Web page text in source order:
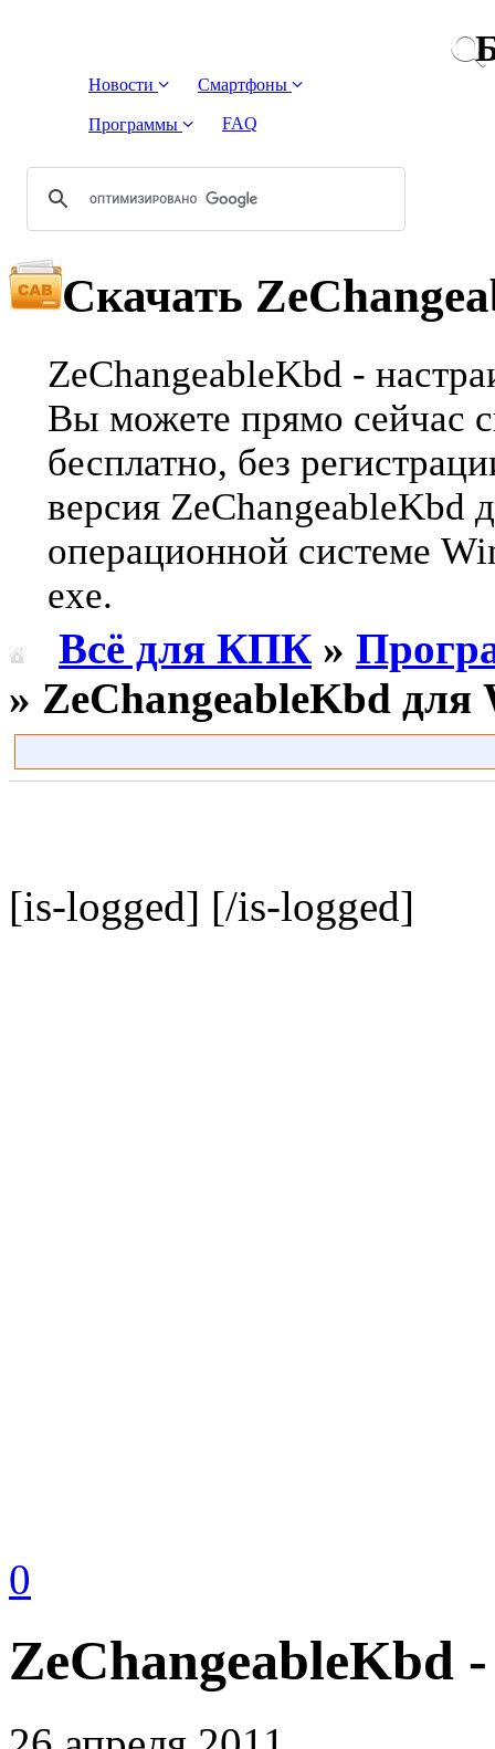
Новости Смартфоны
Программы FAQ
Скачать
ZeChangeableKbd -
Вы можете прямо сейчас
бесплатно, без
версия ZeChangeableKbd
операционной системе
exe.
Всё для КПК »
» ZeChangeableKbd для
[is-logged] [/is-logged]
0
ZeChangeableKbd